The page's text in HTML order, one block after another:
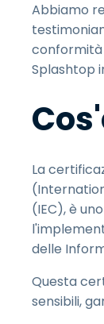
Abbiamo
conformità
Splashtop
La
(IEC), è
delle
Questa
sensibili,